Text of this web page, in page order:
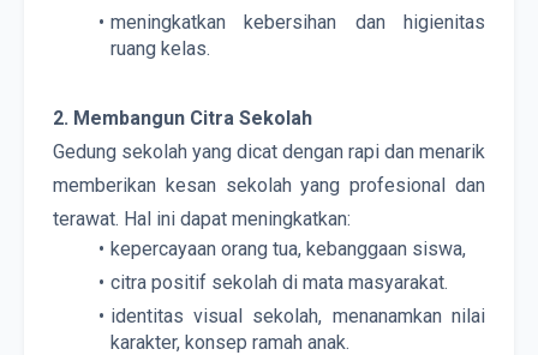
meningkatkan kebersihan dan higienitas
ruang kelas.
2. Membangun Citra Sekolah
Gedung sekolah yang dicat dengan rapi dan menarik
memberikan kesan sekolah yang profesional dan
terawat. Hal ini dapat meningkatkan:
kepercayaan orang tua, kebanggaan siswa,
citra positif sekolah di mata masyarakat.
identitas visual sekolah, menanamkan nilai
karakter, konsep ramah anak.